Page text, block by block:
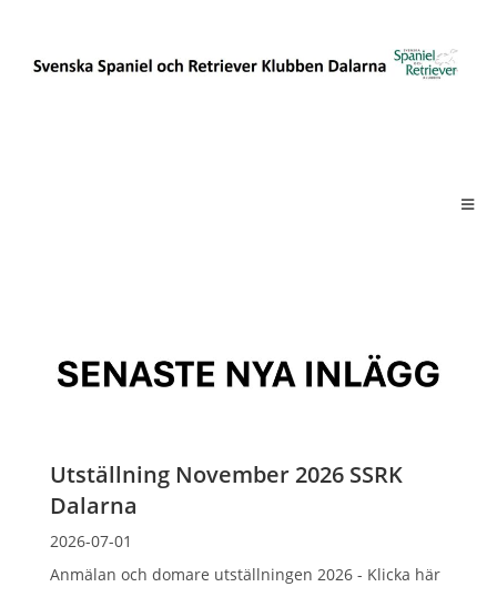
Utställning November 2026 SSRK
Dalarna
2026-07-01
Anmälan och domare utställningen 2026 - Klicka här